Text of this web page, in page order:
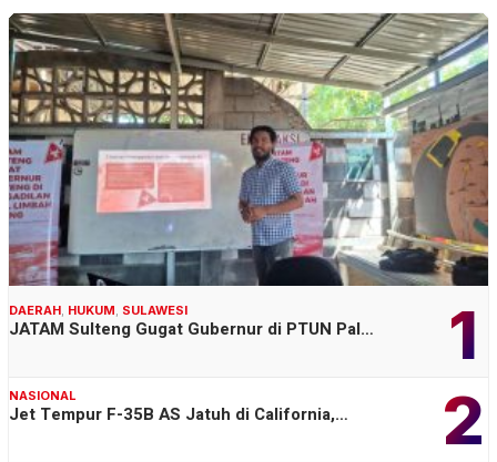
1
DAERAH, HUKUM, SULAWESI
JATAM Sulteng Gugat Gubernur di PTUN Pal…
2
NASIONAL
Jet Tempur F-35B AS Jatuh di California,…